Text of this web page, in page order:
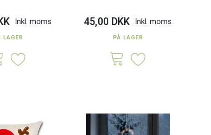
Inkl. moms
LAGER
45,00 DKK Inkl. moms
PÅ LAGER